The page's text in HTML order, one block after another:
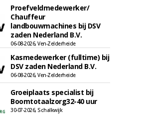
Proefveldmedewerker/
Chauffeur
landbouwmachines bij DSV
zaden Nederland B.V.
06-08-2026, Ven-Zelderheide
Kasmedewerker (fulltime) bij
DSV zaden Nederland B.V.
06-08-2026, Ven-Zelderheide
Groeiplaats specialist bij
Boomtotaalzorg32-40 uur
30-07-2026, Schalkwijk